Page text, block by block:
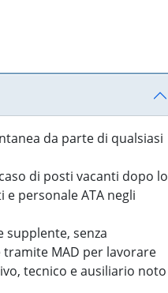
da parte di qualsiasi
di posti vacanti dopo lo
personale ATA negli
senza
MAD per lavorare
tecnico e ausiliario noto